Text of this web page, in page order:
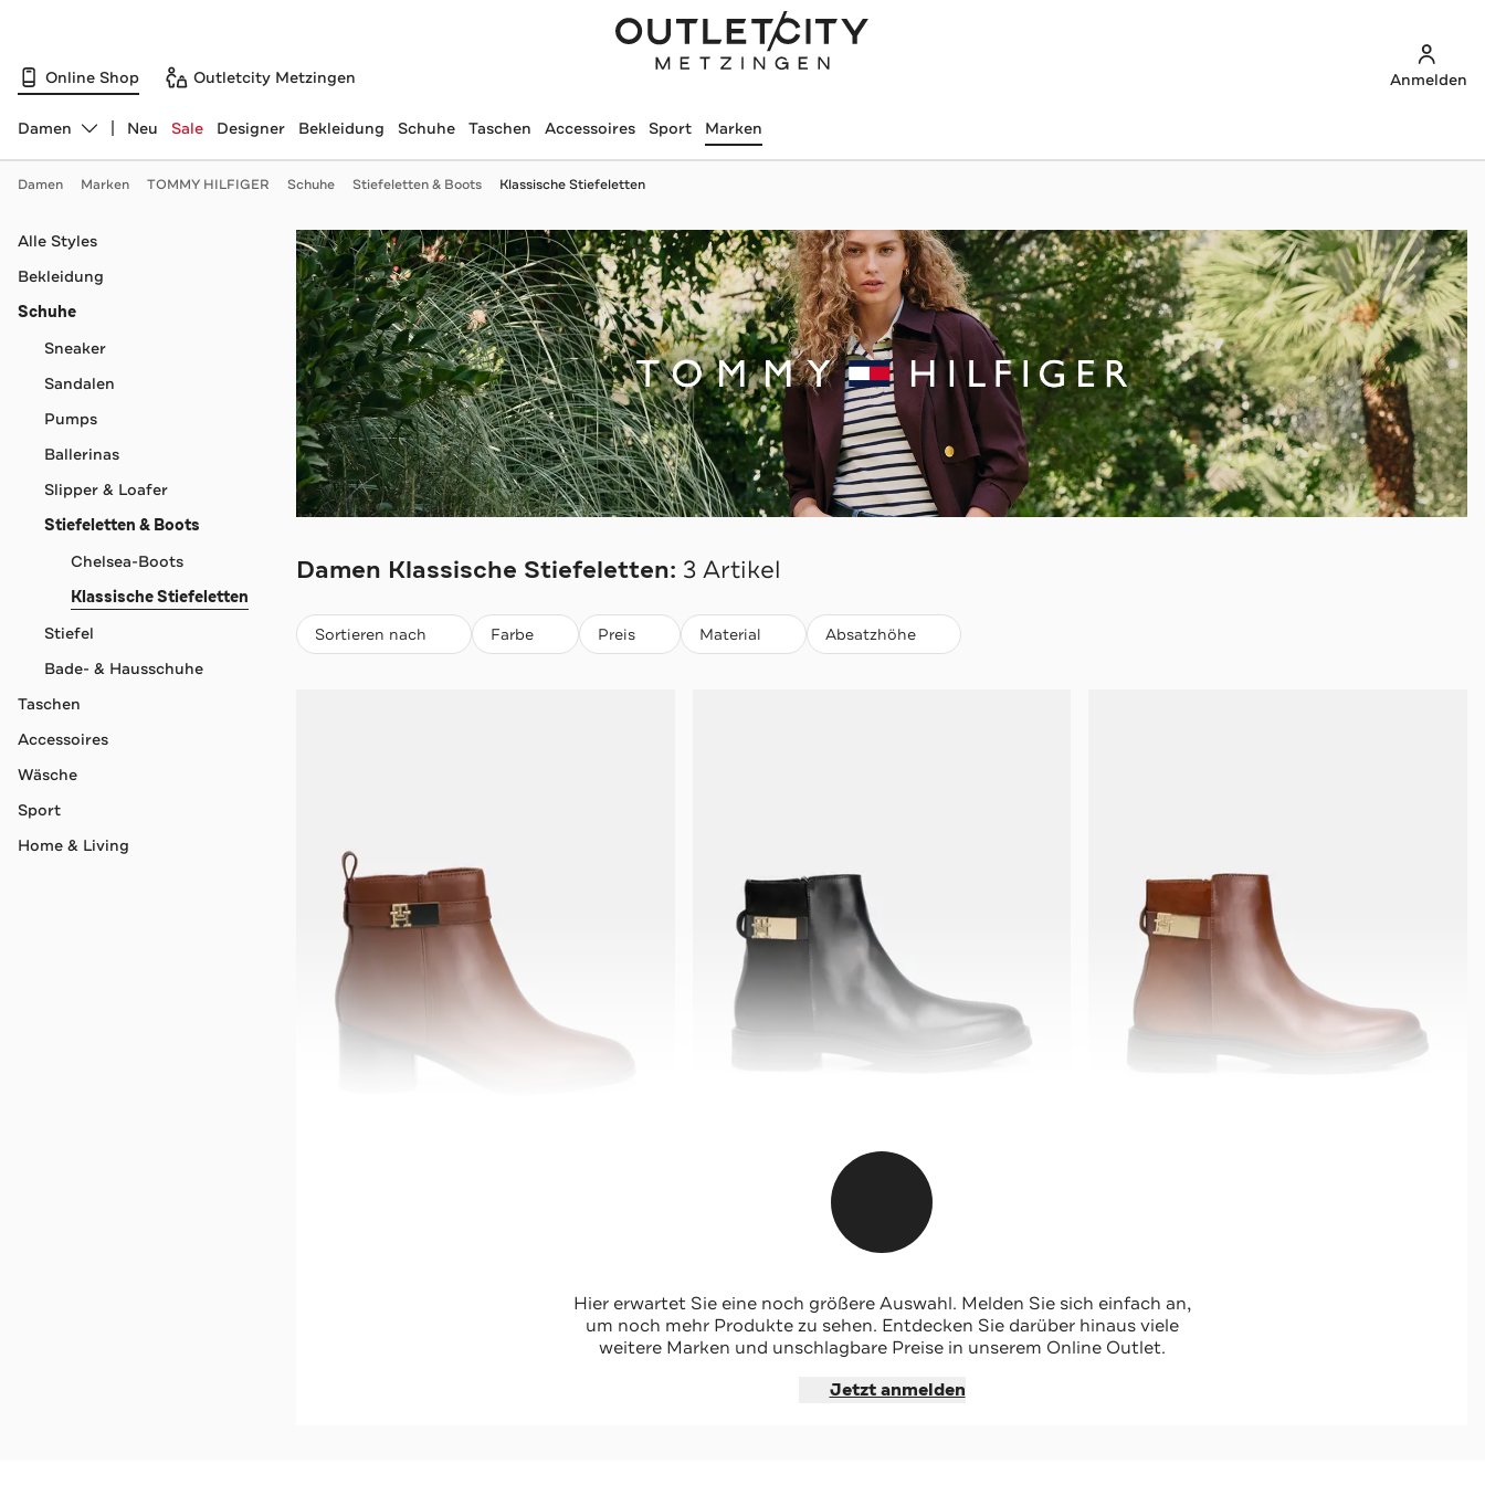
Online Shop Outletcity Metzingen Anmelden
Abteilung ändern, ausgewählt:
Damen Neu Sale Designer Bekleidung Schuhe Taschen Accessoires Sport Marken
Damen Marken TOMMY HILFIGER Schuhe Stiefeletten & Boots Klassische Stiefeletten
Damen Klassische Stiefeletten: 3 Artikel
Navigation überspringen
Alle Styles
Bekleidung
Schuhe
Sneaker
Sandalen
Pumps
Ballerinas
Slipper & Loafer
Stiefeletten & Boots
Chelsea-Boots
Klassische Stiefeletten
Stiefel
Bade- & Hausschuhe
Taschen
Accessoires
Wäsche
Sport
Home & Living
Sortieren nach
Beliebteste Farbe Preis Material Absatzhöhe
Stiefeletten 'Astrid 13c' schwarz
Sale
Jetzt shoppen
Stiefeletten 'Astrid 13c' cognac
Sale
Hier erwartet Sie eine noch größere Auswahl. Melden Sie sich einfach an,
um noch mehr Produkte zu sehen. Entdecken Sie darüber hinaus viele
weitere Marken und unschlagbare Preise in unserem Online Outlet.
Jetzt anmelden